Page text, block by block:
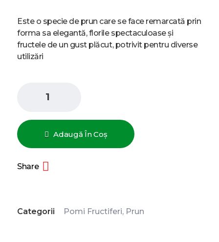
Este o specie de prun care se face remarcată prin
forma sa elegantă, florile spectaculoase și
fructele de un gust plăcut, potrivit pentru diverse
utilizări
Adaugă În Coș
Share
Categorii Pomi Fructiferi, Prun